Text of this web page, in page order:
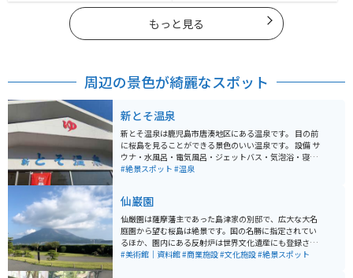
もっと見る
周辺の景色が綺麗なスポット
新とそ温泉
新とそ温泉は鹿児島市唐湊地区にある温泉です。 目の前
に桜島を見ることができる景色のいい温泉です。 設備 サ
ウナ・水風呂・電気風呂・ジェットバス・気泡浴・寝風
呂・プール・歩行浴・マッサージ機・一日風呂/休憩処
#絶景スポット #温泉
仙巌園
仙厳園は薩摩藩主であった島津家の別邸で、広大な大名
庭園から望む桜島は絶景です。国の名勝に指定されてい
るほか、園内にある反射炉は世界文化遺産にも登録され
ています。古来、薩摩藩の活躍を彷彿とさせる名所で
#美術館｜資料館#商業施設#文化施設#絶景スポット